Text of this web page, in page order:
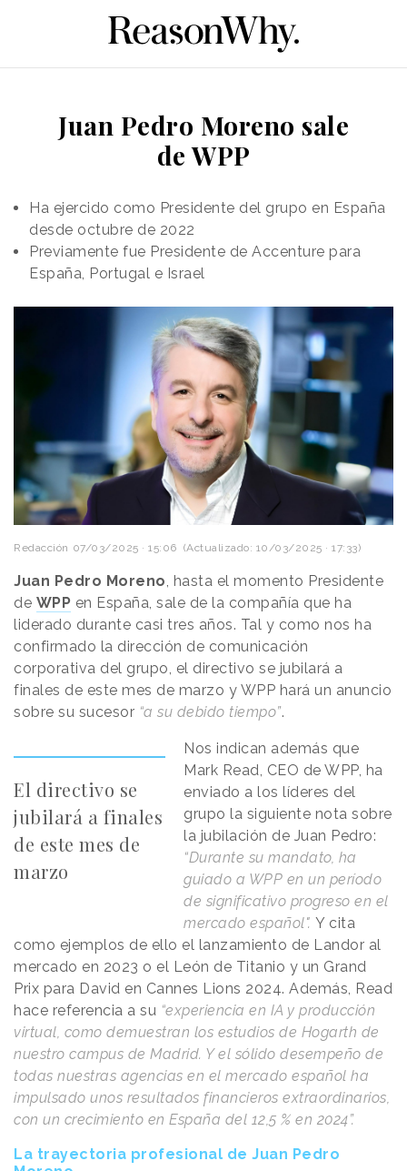
Juan Pedro Moreno sale
de WPP
Ha ejercido como Presidente del grupo en España
desde octubre de 2022
Previamente fue Presidente de Accenture para
España, Portugal e Israel
Redacción 07/03/2025 · 15:06 (Actualizado: 10/03/2025 · 17:33)
Juan Pedro Moreno, hasta el momento Presidente
de WPP en España, sale de la compañía que ha
liderado durante casi tres años. Tal y como nos ha
confirmado la dirección de comunicación
corporativa del grupo, el directivo se jubilará a
finales de este mes de marzo y WPP hará un anuncio
sobre su sucesor “a su debido tiempo”.
El directivo se
jubilará a finales
de este mes de
marzo
Nos indican además que
Mark Read, CEO de WPP, ha
enviado a los líderes del
grupo la siguiente nota sobre
la jubilación de Juan Pedro:
“Durante su mandato, ha
guiado a WPP en un período
de significativo progreso en el
mercado español".Y cita
como ejemplos de ello el lanzamiento de Landor al
mercado en 2023 o el León de Titanio y un Grand
Prix para David en Cannes Lions 2024. Además, Read
hace referencia a su “experiencia en IA y producción
virtual, como demuestran los estudios de Hogarth de
nuestro campus de Madrid. Y el sólido desempeño de
todas nuestras agencias en el mercado español ha
impulsado unos resultados financieros extraordinarios,
con un crecimiento en España del 12,5 % en 2024”.
La trayectoria profesional de Juan Pedro